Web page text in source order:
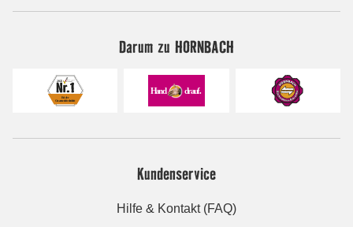
Darum zu HORNBACH
Kundenservice
Hilfe & Kontakt (FAQ)